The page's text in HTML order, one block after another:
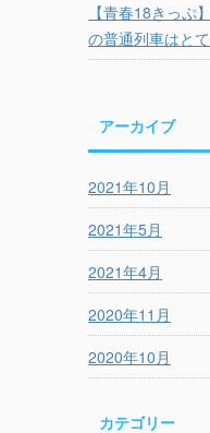
【青春18きっ
の普通列車はと
アーカイブ
2021年10月
2021年5月
2021年4月
2020年11月
2020年10月
カテゴリー